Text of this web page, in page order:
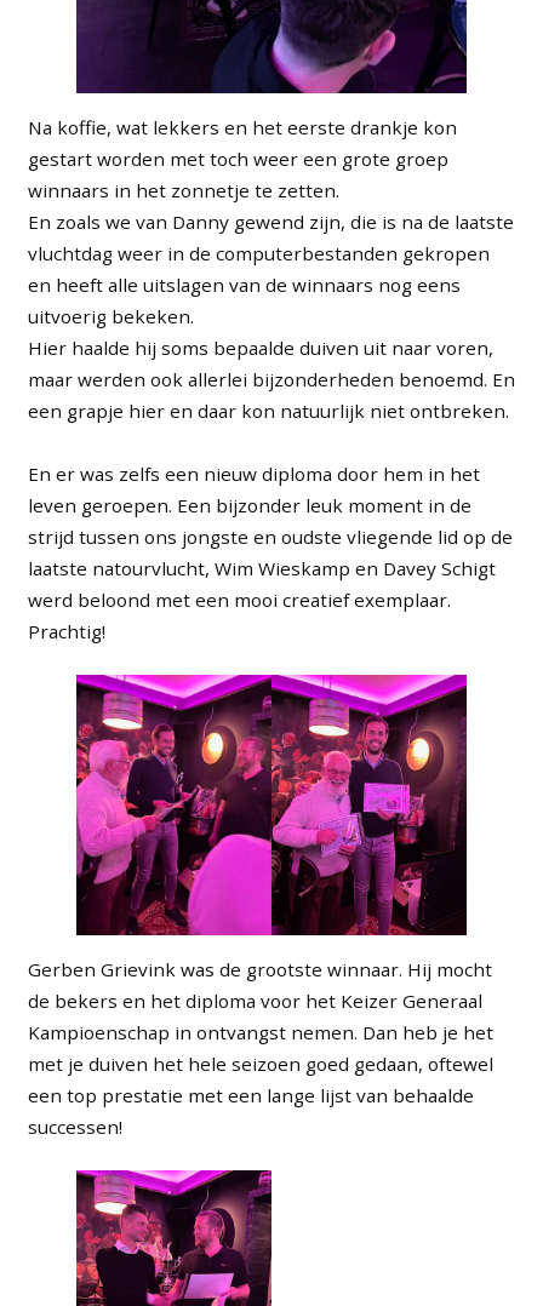
Na koffie, wat lekkers en het eerste drankje kon
gestart worden met toch weer een grote groep
winnaars in het zonnetje te zetten.
En zoals we van Danny gewend zijn, die is na de laatste
vluchtdag weer in de computerbestanden gekropen
en heeft alle uitslagen van de winnaars nog eens
uitvoerig bekeken.
Hier haalde hij soms bepaalde duiven uit naar voren,
maar werden ook allerlei bijzonderheden benoemd. En
een grapje hier en daar kon natuurlijk niet ontbreken.
En er was zelfs een nieuw diploma door hem in het
leven geroepen. Een bijzonder leuk moment in de
strijd tussen ons jongste en oudste vliegende lid op de
laatste natourvlucht, Wim Wieskamp en Davey Schigt
werd beloond met een mooi creatief exemplaar.
Prachtig!
Gerben Grievink was de grootste winnaar. Hij mocht
de bekers en het diploma voor het Keizer Generaal
Kampioenschap in ontvangst nemen. Dan heb je het
met je duiven het hele seizoen goed gedaan, oftewel
een top prestatie met een lange lijst van behaalde
successen!